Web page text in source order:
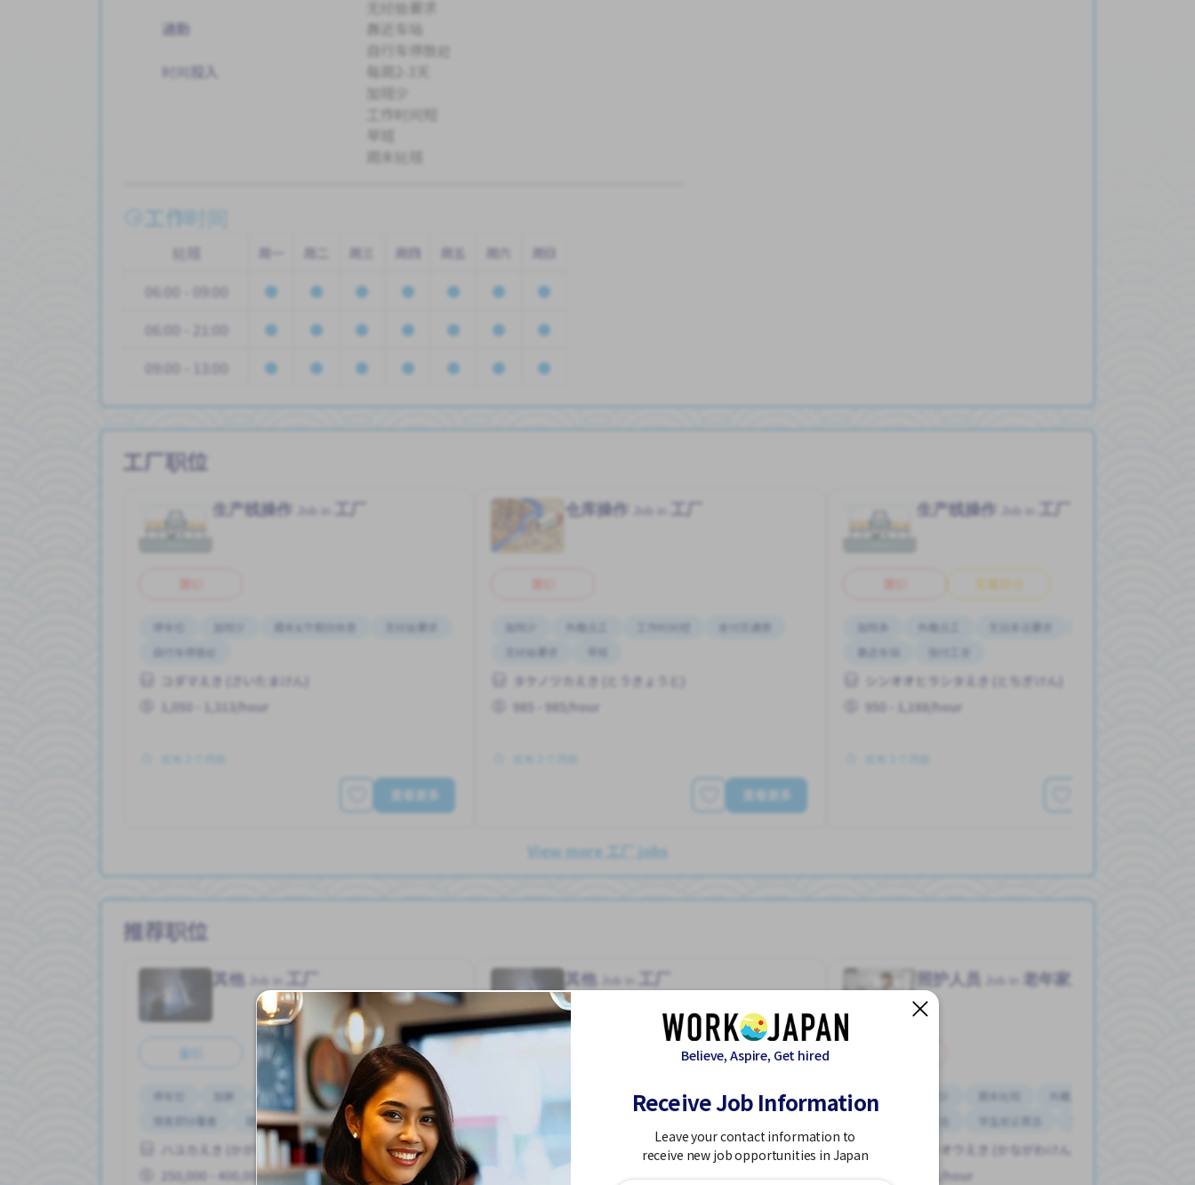
无经验要求
通勤
靠近车站
自行车停放处
时间投入
每周2-3天
加班少
工作时间短
周末轮班
工作时间
轮班 周一 周二 周三 周四 周五 周六 周日
06:00 - 09:00
06:00 - 21:00
09:00 - 13:00
工厂职位
生产线操作 工厂
兼职
停车位 加班少 周末&节假日休息
无经验要求
自行车停放处
コダマえき (さいたまけん)
1,050 - 1,313/hour
查看更多
仓库操作 工厂
兼职
加班少 外籍员工
支付交通费
无经验要求
タケノツカえき (とうきょうと)
985 - 985/hour
查看更多
生产线操作 工厂
兼职 无需日语
加班多 外籍员工 无日本语要求
靠近车站
预付工资
シンオオヒラシタえき (とちぎけん)
950 - 1,188/hour
View more 工厂 jobs
推荐职位
其他 工厂
全职
停车位 加薪 外籍员工 奖励
女性首选
宿舍部分覆盖
提供膳食 支付交通费 男性首选
ハユカえき (かがわけん)
250,000 - 400,000/month
其他 工厂
加薪 外籍员工 奖励
女性首选
ハユカえき (かがわけん)
220,000 - 400,000/month
照护人员 老年家庭护理
停车位 周末轮班 外籍员工
学生签证首选
イズミチュウオウえき (かながわけん)
1,386 - 1,521/hour
Believe, Aspire, Get hired
Receive Job Information
Leave your contact information to
receive new job opportunities in Japan